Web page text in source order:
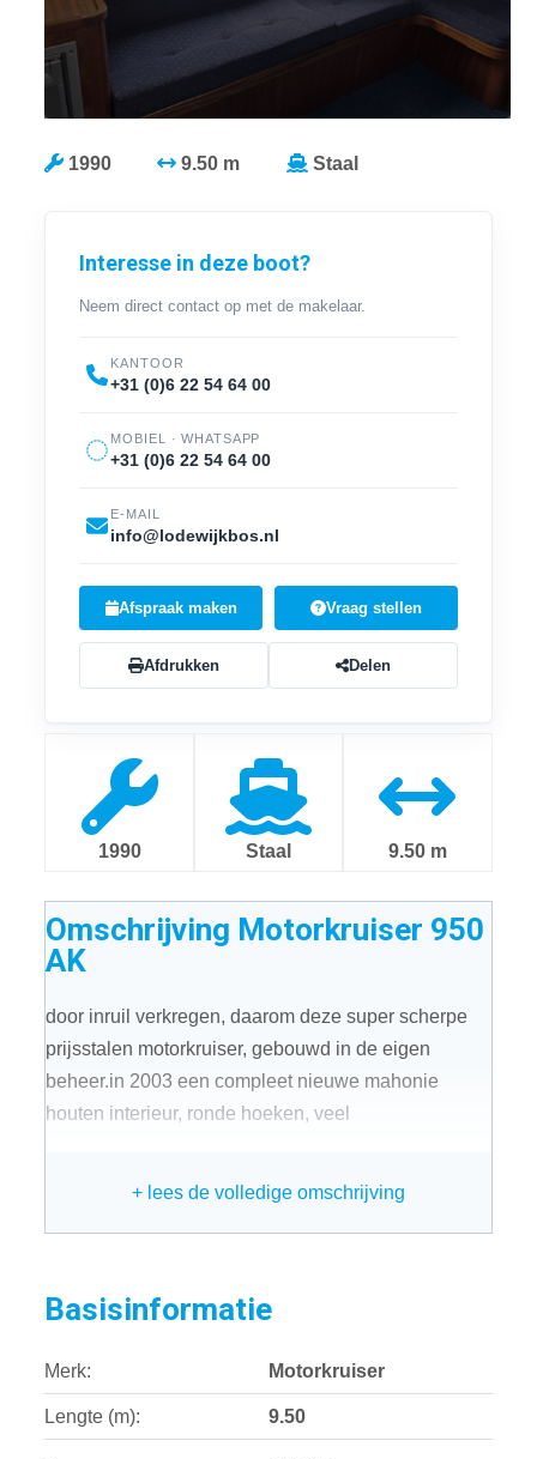
1990 9.50 m Staal
Interesse in deze boot?
Neem direct contact op met de makelaar.
KANTOOR
+31 (0)6 22 54 64 00
MOBIEL · WHATSAPP
+31 (0)6 22 54 64 00
E-MAIL
info@lodewijkbos.nl
Afspraak maken Vraag stellen
Afdrukken Delen
1990 Staal 9.50 m
Omschrijving Motorkruiser 950
AK
door inruil verkregen, daarom deze super scherpe
prijsstalen motorkruiser, gebouwd in de eigen
beheer.in 2003 een compleet nieuwe mahonie
houten interieur, ronde hoeken, veel
+ lees de volledige omschrijving
Basisinformatie
Merk: Motorkruiser
Lengte (m): 9.50